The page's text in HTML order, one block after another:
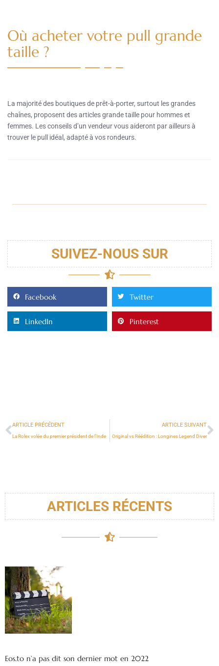
Où acheter votre pull grande
taille ?
La majorité des boutiques de prêt-à-porter, surtout les grandes
chaînes, proposent des articles grande taille pour hommes et
femmes. Les conseils d’un vendeur vous aideront par ailleurs à
trouver le pull idéal, adapté à vos rondeurs.
SUIVEZ-NOUS SUR
Facebook Twitter
LinkedIn Pinterest
ARTICLE PRÉCÉDENT
La Rolex volée du premier président de l’Inde
ARTICLE SUIVANT
Original vs Réédition : Longines Legend Diver
ARTICLES RÉCENTS
Eos.to n’a pas dit son dernier mot en 2022